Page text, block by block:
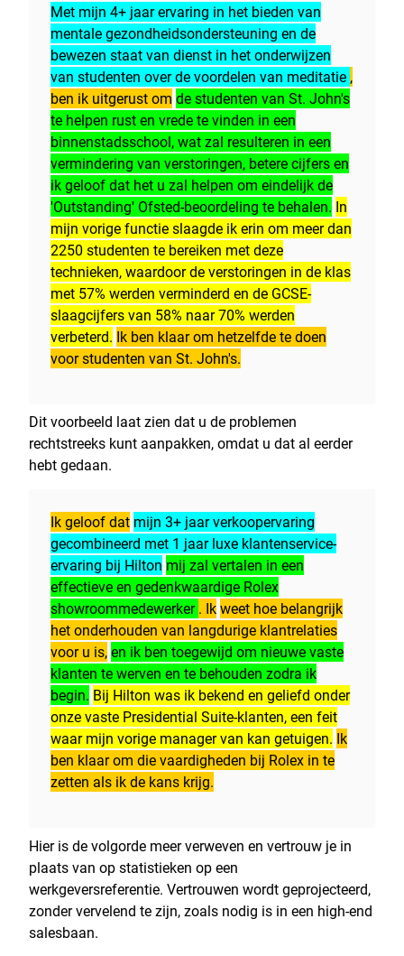
Met mijn 4+ jaar ervaring in het bieden van
mentale gezondheidsondersteuning en de
bewezen staat van dienst in het onderwijzen
van studenten over de voordelen van meditatie ,
ben ik uitgerust om de studenten van St. John's
te helpen rust en vrede te vinden in een
binnenstadsschool, wat zal resulteren in een
vermindering van verstoringen, betere cijfers en
ik geloof dat het u zal helpen om eindelijk de
'Outstanding' Ofsted-beoordeling te behalen. In
mijn vorige functie slaagde ik erin om meer dan
2250 studenten te bereiken met deze
technieken, waardoor de verstoringen in de klas
met 57% werden verminderd en de GCSE-
slaagcijfers van 58% naar 70% werden
verbeterd. Ik ben klaar om hetzelfde te doen
voor studenten van St. John's.
Dit voorbeeld laat zien dat u de problemen
rechtstreeks kunt aanpakken, omdat u dat al eerder
hebt gedaan.
Ik geloof dat mijn 3+ jaar verkoopervaring
gecombineerd met 1 jaar luxe klantenservice-
ervaring bij Hilton mij zal vertalen in een
effectieve en gedenkwaardige Rolex
showroommedewerker. Ikweet hoe belangrijk
het onderhouden van langdurige klantrelaties
voor u is,en ik ben toegewijd om nieuwe vaste
klanten te werven en te behouden zodra ik
begin. Bij Hilton was ik bekend en geliefd onder
onze vaste Presidential Suite-klanten, een feit
waar mijn vorige manager van kan getuigen. Ik
ben klaar om die vaardigheden bij Rolex in te
zetten als ik de kans krijg.
Hier is de volgorde meer verweven en vertrouw je in
plaats van op statistieken op een
werkgeversreferentie. Vertrouwen wordt geprojecteerd,
zonder vervelend te zijn, zoals nodig is in een high-end
salesbaan.